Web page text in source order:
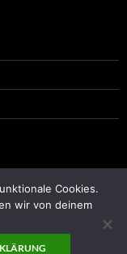
Cookies.
wir von deinem